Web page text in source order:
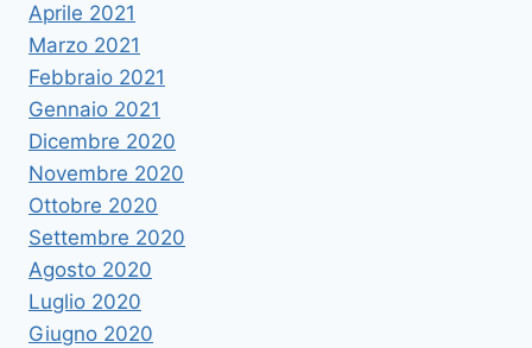
Aprile 2021
Marzo 2021
Febbraio 2021
Gennaio 2021
Dicembre 2020
Novembre 2020
Ottobre 2020
Settembre 2020
Agosto 2020
Luglio 2020
Giugno 2020